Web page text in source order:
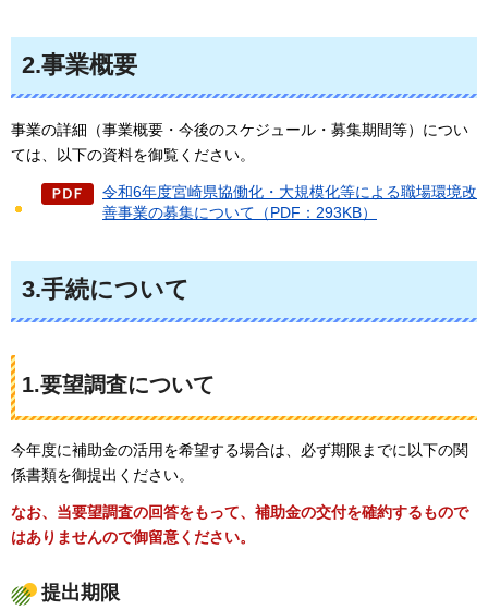
2.事業概要
事業の詳細（事業概要・今後のスケジュール・募集期間等）につい
ては、以下の資料を御覧ください。
令和6年度宮崎県協働化・大規模化等による職場環境改
善事業の募集について（PDF：293KB）
3.手続について
1.要望調査について
今年度に補助金の活用を希望する場合は、必ず期限までに以下の関
係書類を御提出ください。
なお、当要望調査の回答をもって、補助金の交付を確約するもので
はありませんので御留意ください。
提出期限